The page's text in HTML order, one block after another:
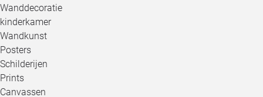
Wanddecoratie
kinderkamer
Wandkunst
Posters
Schilderijen
Prints
Canvassen